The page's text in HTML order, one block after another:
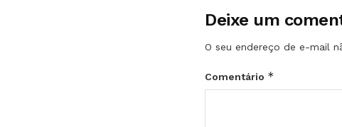
Deixe um
O seu endereço de e-mail
Comentário *